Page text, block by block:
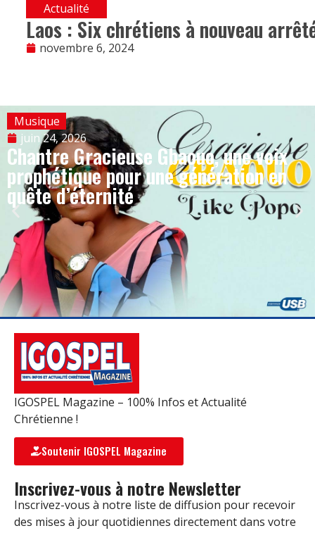
Actualité
Laos : Six chrétiens à nouveau
novembre 6, 2024
Musique
juin 24, 2026
Chantre Gracieuse Gbaouo, une voix
prophétique pour une génération en
quête d’éternité
IGOSPEL Magazine – 100% Infos et Actualité
Chrétienne !
Soutenir IGOSPEL Magazine
Inscrivez-vous à notre Newsletter
Inscrivez-vous à notre liste de diffusion pour recevoir
des mises à jour quotidiennes directement dans votre